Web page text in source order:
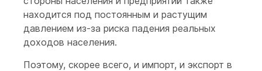
находится под постоянным и растущим
давлением из-за риска падения реальных
доходов населения.
Поэтому, скорее всего, и импорт, и экспорт в